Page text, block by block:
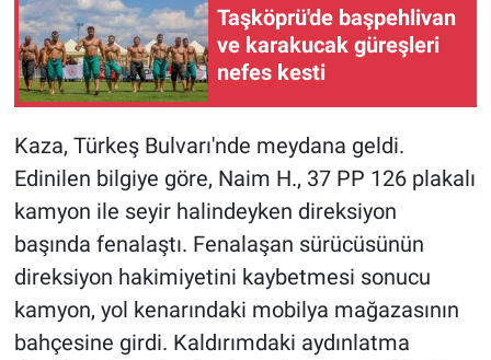
Taşköprü'de başpehlivan
ve karakucak güreşleri
nefes kesti
Kaza, Türkeş Bulvarı'nde meydana geldi.
Edinilen bilgiye göre, Naim H., 37 PP 126 plakalı
kamyon ile seyir halindeyken direksiyon
başında fenalaştı. Fenalaşan sürücüsünün
direksiyon hakimiyetini kaybetmesi sonucu
kamyon, yol kenarındaki mobilya mağazasının
bahçesine girdi. Kaldırımdaki aydınlatma